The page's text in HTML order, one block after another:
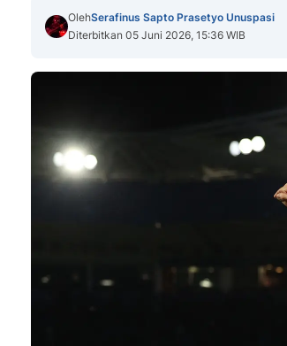
OlehSerafinus Sapto Prasetyo Unuspasi
Diterbitkan 05 Juni 2026, 15:36 WIB